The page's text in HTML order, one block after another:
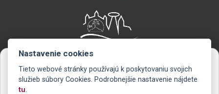
Novinky na Váš e-mail
Nastavenie cookies
Tieto webové stránky používajú k poskytovaniu svojich
služieb súbory Cookies. Podrobnejšie nastavenie nájdete
tu.